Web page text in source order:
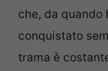
che, da quando
conquistato
trama è